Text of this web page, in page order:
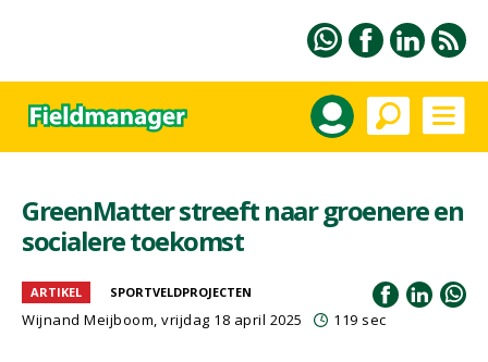
GreenMatter streeft naar groenere en
socialere toekomst
ARTIKEL SPORTVELDPROJECTEN
Wijnand Meijboom, vrijdag 18 april 2025 119 sec